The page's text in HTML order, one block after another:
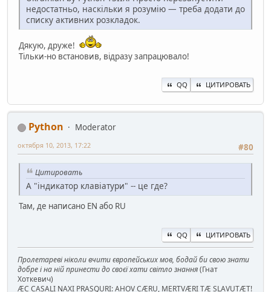
недостатньо, наскільки я розумію — треба додати до
списку активних розкладок.
Дякую, друже!
Тільки-но встановив, відразу запрацювало!
QQ ЦИТИРОВАТЬ
Python
Moderator
#80
октября 10, 2013, 17:22
Цитировать
А "індикатор клавіатури" -- це где?
Там, де написано EN або RU
QQ ЦИТИРОВАТЬ
Пролетареві ніколи вчити європейських мов, бодай би свою знати
добре і на ній принести до своєї хати світло знання(Гнат
Хоткевич)
ÆC CASALI NAXI PRASQURI: AHOV CÆRU, MERTVÆRI TÆ SLAVUTÆT!